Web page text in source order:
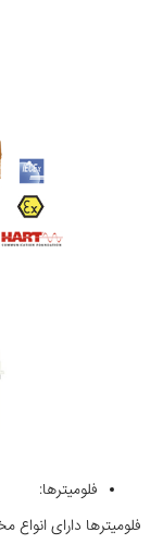
فلومیترها:
فلومیترها دارای انواع